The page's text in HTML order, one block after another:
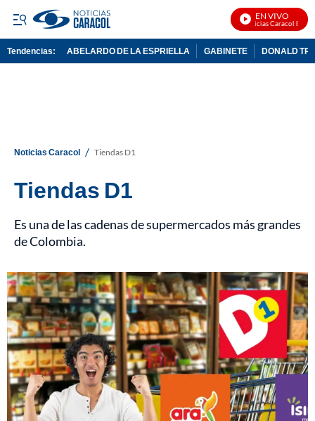
EN VIVO
Noticias Caracol En Vivo
Tendencias: ABELARDO DE LA ESPRIELLA GABINETE DONALD
Noticias Caracol / Tiendas D1
Tiendas D1
Es una de las cadenas de supermercados más grandes
de Colombia.